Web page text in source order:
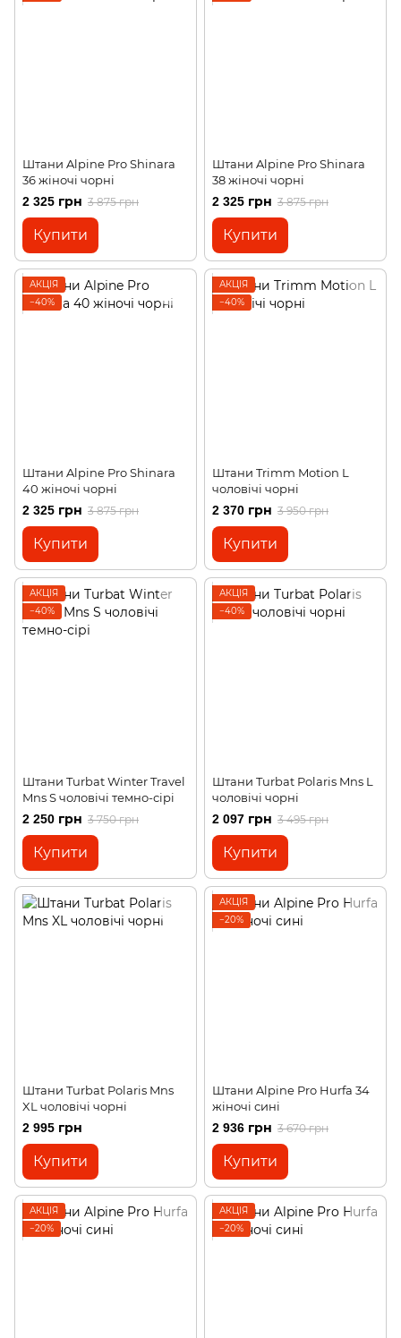
Штани Alpine Pro Shinara
36 жіночі чорні
2 325 грн 3 875 грн
Купити
Штани Alpine Pro Shinara
38 жіночі чорні
2 325 грн 3 875 грн
Купити
АКЦІЯ
−40%
Штани Alpine Pro Shinara
40 жіночі чорні
2 325 грн 3 875 грн
Купити
АКЦІЯ
−40%
Штани Trimm Motion L
чоловічі чорні
2 370 грн 3 950 грн
Купити
АКЦІЯ
−40%
Штани Turbat Winter Travel
Mns S чоловічі темно-сірі
2 250 грн 3 750 грн
Купити
АКЦІЯ
−40%
Штани Turbat Polaris Mns L
чоловічі чорні
2 097 грн 3 495 грн
Купити
Штани Turbat Polaris Mns
XL чоловічі чорні
2 995 грн
Купити
АКЦІЯ
−20%
Штани Alpine Pro Hurfa 34
жіночі сині
2 936 грн 3 670 грн
Купити
АКЦІЯ
−20%
АКЦІЯ
−20%